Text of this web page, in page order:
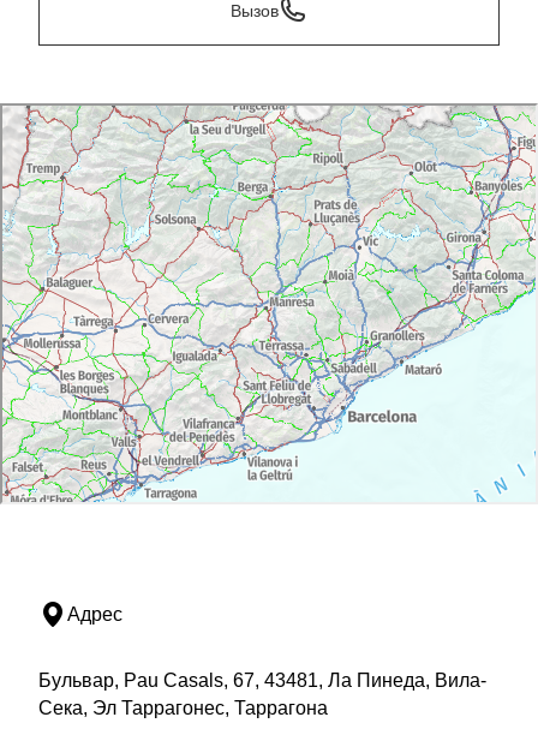
Вызов
Адрес
Бульвар, Pau Casals, 67, 43481, Ла Пинеда, Вила-
Сека, Эл Таррагонес, Таррагона